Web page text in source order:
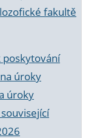
fakultě
poskytování
úroky
úroky